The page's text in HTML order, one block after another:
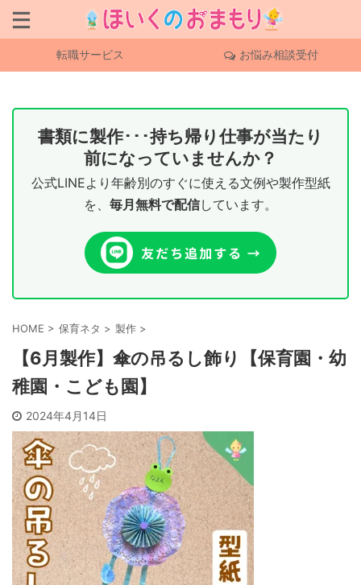
転職サービス お悩み相談受付
書類に製作･･･持ち帰り仕事が当たり
前になっていませんか？
公式LINEより年齢別のすぐに使える文例や製作型紙
を、 毎月無料で配信しています。
HOME > 保育ネタ > 製作 >
【6月製作】傘の吊るし飾り【保育園・幼
稚園・こども園】
2024年4月14日